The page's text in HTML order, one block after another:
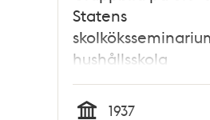
Statens
hushållsskola
1937